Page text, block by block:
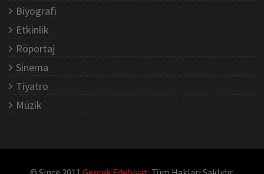
Biyografi
Etkinlik
Röportaj
Sinema
Tiyatro
Müzik